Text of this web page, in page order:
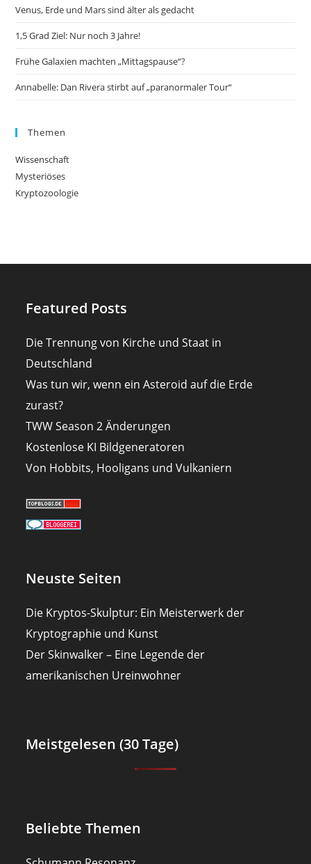
Venus, Erde und Mars sind älter als gedacht
1,5 Grad Ziel: Nur noch 3 Jahre!
Frühe Galaxien machten „Mittagspause“?
Annabelle: Dan Rivera stirbt auf „paranormaler Tour“
Themen
Wissenschaft
Mysteriöses
Kryptozoologie
Featured Posts
Die Trennung von Kirche und Staat in
Deutschland
Was tun wir, wenn ein Asteroid auf die Erde
zurast?
TWW Season 2 Änderungen
Kostenlose KI Bildgeneratoren
Von Hobbits, Hooligans und Vulkaniern
Neuste Seiten
Die Kryptos-Skulptur: Ein Meisterwerk der
Kryptographie und Kunst
Der Skinwalker – Eine Legende der
amerikanischen Ureinwohner
Meistgelesen (30 Tage)
Beliebte Themen